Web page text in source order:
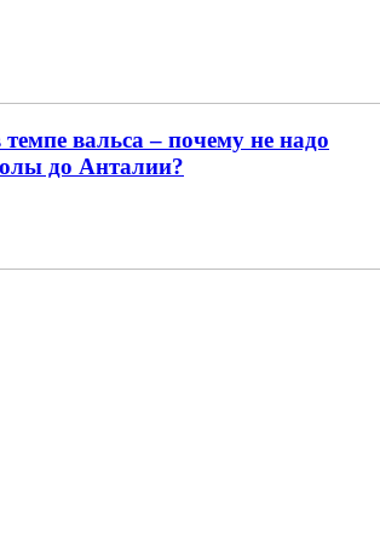
вальса – почему не надо
до Анталии?